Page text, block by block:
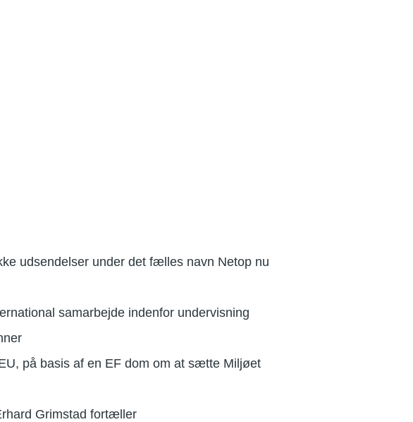
udsendelser under det fælles navn Netop nu
samarbejde indenfor undervisning
på basis af en EF dom om at sætte Miljøet
Grimstad fortæller